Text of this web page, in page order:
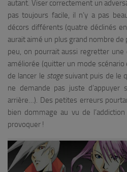
autant. Viser correctement un
pas toujours facile, il n’y a pas
décors différents (quatre déclinés
aurait aimé un plus grand nombre de
peu, on pourrait aussi regretter
améliorée (quitter un mode
de lancer le stagesuivant puis de le
ne demande pas juste
arrière…). Des petites erreurs
bien dommage au vu de
provoquer !